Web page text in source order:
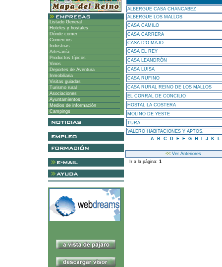
Listado General
Hoteles y hostales
Dónde comer
Comercios
Industrias
Artesanía
Productos típicos
Vinos
Deportes de Aventura
Inmobiliaria
Visitas guiadas
Turismo rural
Asociaciones
Ayuntamientos
Medios de información
Campings
ALBERGUE CASA CHANCABEZ
ALBERGUE LOS MALLOS
CASA CAMILO
CASA CARRERA
CASA D'O MAJO
CASA EL REY
CASA LEANDRÓN
CASA LUISA
CASA RUFINO
CASA RURAL REINO DE LOS MALLOS
EL CORRAL DE CONCILIO
HOSTAL LA COSTERA
MOLINO DE YESTE
TURA
VALERO HABITACIONES Y APTOS.
A
B C D E F G H J K L
<<Ver Anteriores
Ir a la página: 1